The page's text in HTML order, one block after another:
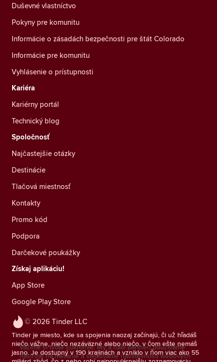
© 2026 Tinder LLC
Tinder je miesto, kde sa spojenia naozaj začínajú, či už hľadáš
niečo vážne, niečo nezáväzné alebo niečo, v čom ešte nemáš
jasno. Je dostupný v 190 krajinách a vzniklo v ňom viac ako 55
Duševné vlastníctvo
Pokyny pre komunitu
Informácie o zásadách bezpečnosti pre štát Colorado
Informácie pre komunitu
Vyhlásenie o prístupnosti
Kariéra
Kariérny portál
Technický blog
Spoločnosť
Najčastejšie otázky
Destinácie
Tlačová miestnosť
Kontakty
Promo kód
Podpora
Darčekové poukážky
Získaj aplikáciu!
App Store
Google Play Store
Vážime si tvoje súkromie. My a naši partneri používame
nástroje na meranie a sledovanie návštevnosti webových